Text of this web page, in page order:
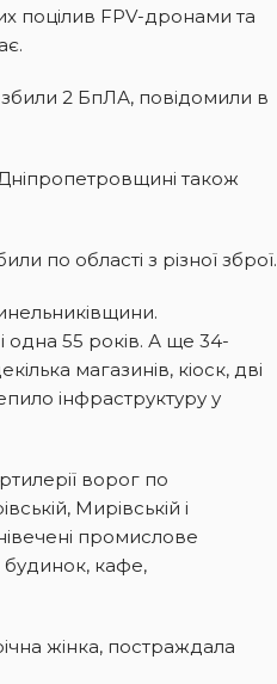
поцілив FPV-дронами та
2 БпЛА, повідомили в
також
по області з різної зброї.
одна 55 років. А ще 34-
магазинів, кіоск, дві
інфраструктуру у
ворог по
Мирівській і
промислове
будинок, кафе,
жінка, постраждала